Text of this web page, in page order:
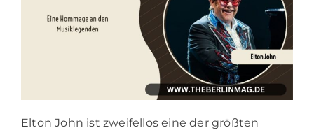
Elton John ist zweifellos eine der größten